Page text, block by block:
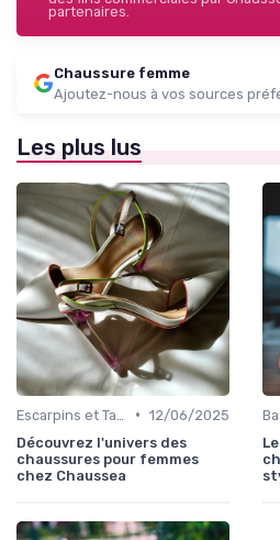
partenaires.
Chaussure femme
Ajoutez-nous à vos sources
Les plus lus
• 12/06/2025
Découvrez l'univers des
chaussures pour femmes
chez Chaussea